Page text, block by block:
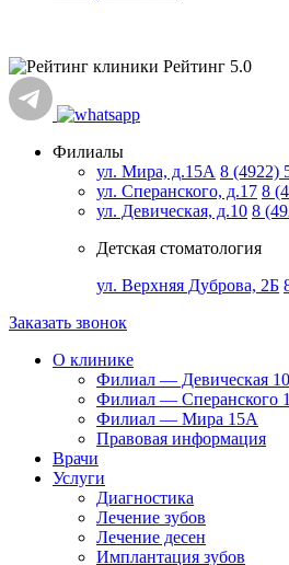
Рейтинг 5.0
Филиалы
ул. Мира, д.15А 8 (4922)
ул. Сперанского, д.17 8
ул. Девическая, д.10 8
Детская стоматология
ул. Верхняя Дуброва, 2Б
Заказать звонок
О клинике
Филиал — Девическая 10
Филиал — Сперанского
Филиал — Мира 15А
Правовая информация
Врачи
Услуги
Диагностика
Лечение зубов
Лечение десен
Имплантация зубов